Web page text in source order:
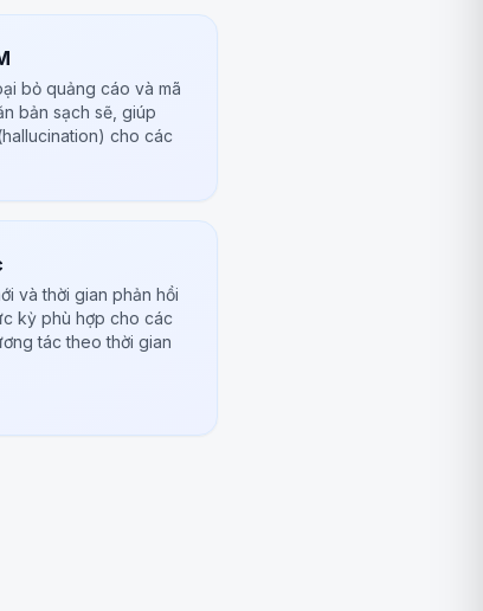
bỏ quảng cáo và mã
bản sạch sẽ, giúp
cho các
và thời gian phản hồi
kỳ phù hợp cho các
tác theo thời gian